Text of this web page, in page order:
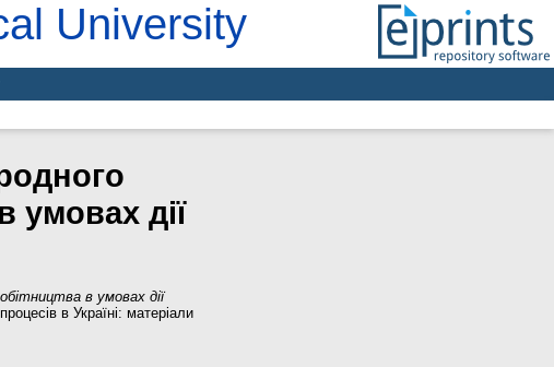
University
умовах дії
в умовах дії
в Україні: матеріали